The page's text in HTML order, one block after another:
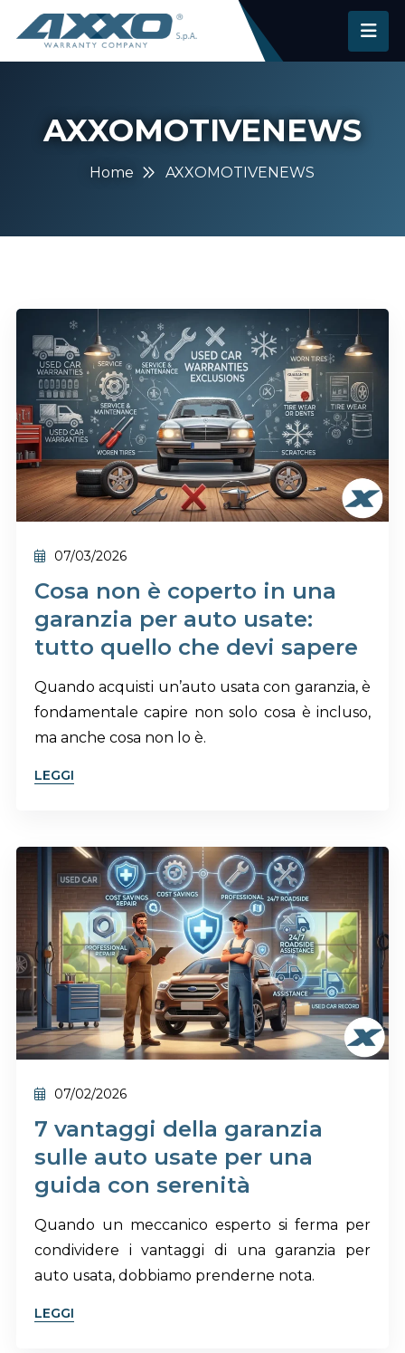
AXXOMOTIVENEWS
Home AXXOMOTIVENEWS
07/03/2026
Cosa non è coperto in una
garanzia per auto usate:
tutto quello che devi sapere
Quando acquisti un’auto usata con garanzia, è
fondamentale capire non solo cosa è incluso,
ma anche cosa non lo è.
LEGGI
07/02/2026
7 vantaggi della garanzia
sulle auto usate per una
guida con serenità
Quando un meccanico esperto si ferma per
condividere i vantaggi di una garanzia per
auto usata, dobbiamo prenderne nota.
LEGGI